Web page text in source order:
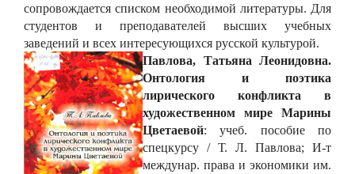
сопровождается списком необходимой литературы. Для
студентов и преподавателей высших учебных
заведений и всех интересующихся русской культурой.
Павлова, Татьяна Леонидовна.
Онтология и поэтика
лирического конфликта в
художественном мире Марины
Цветаевой: учеб. пособие по
спецкурсу / Т. Л. Павлова; И-т
междунар. права и экономики им.